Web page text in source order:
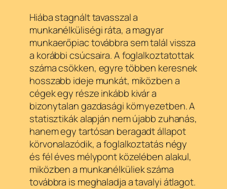
Hiába stagnált tavasszal a
munkanélküliségi ráta, a magyar
munkaerőpiac továbbra sem talál vissza
a korábbi csúcsaira. A foglalkoztatottak
száma csökken, egyre többen keresnek
hosszabb ideje munkát, miközben a
cégek egy része inkább kivár a
bizonytalan gazdasági környezetben. A
statisztikák alapján nem újabb zuhanás,
hanem egy tartósan beragadt állapot
körvonalazódik, a foglalkoztatás négy
és fél éves mélypont közelében alakul,
miközben a munkanélküliek száma
továbbra is meghaladja a tavalyi átlagot.